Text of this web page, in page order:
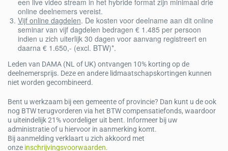
een live video stream in het hybride format zijn minimaal drie
online deelnemers vereist.
Vijf online dagdelen. De kosten voor deelname aan dit online
seminar van vijf dagdelen bedragen € 1.485 per persoon
indien u zich uiterlijk 30 dagen voor aanvang registreert en
daarna € 1.650,- (excl. BTW)*.
Leden van DAMA (NL of UK) ontvangen 10% korting op de
deelnemersprijs. Deze en andere lidmaatschapskortingen kunnen
niet worden gecombineerd.
Bent u werkzaam bij een gemeente of provincie? Dan kunt u de ook
nog BTW terugvorderen via het BTW compensatiefonds, waardoor
u uiteindelijk 21% voordeliger uit bent. Informeer bij uw
administratie of u hiervoor in aanmerking komt.
Bij aanmelding verklaart u zich akkoord met
onze inschrijvingsvoorwaarden.